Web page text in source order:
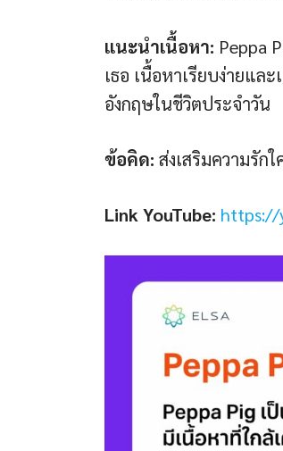
แนะนำเนื้อหา: Peppa
เธอ เนื้อหาเรียบง่ายแ
อังกฤษในชีวิตประจำวัน
ข้อคิด: ส่งเสริมความรัก
Link YouTube: https://